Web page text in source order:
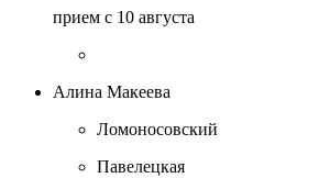
прием с 10 августа
Алина Макеева
Ломоносовский
Павелецкая